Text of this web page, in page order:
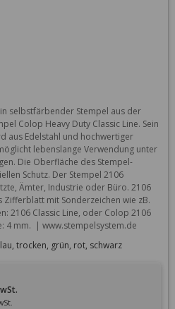
selbstfärbender Stempel aus der
Colop Heavy Duty Classic Line. Sein
aus Edelstahl und hochwertiger
lebenslange Verwendung unter
Die Oberfläche des Stempel-
Schutz. Der Stempel 2106
Ämter, Industrie oder Büro. 2106
mit Sonderzeichen wie zB.
2106 Classic Line, oder Colop 2106
4 mm.  | www.stempelsystem.de
trocken, grün, rot, schwarz